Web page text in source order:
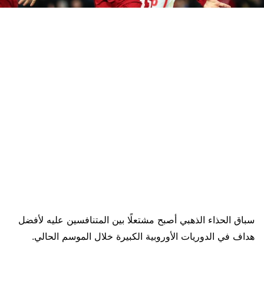
سباق الحذاء الذهبي أصبح مشتعلًا بين المتنافسين عليه لأفضل
هداف في الدوريات الأوروبية الكبيرة خلال الموسم الحالي.